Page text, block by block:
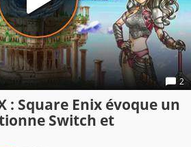
2
: Square Enix évoque un
Switch et